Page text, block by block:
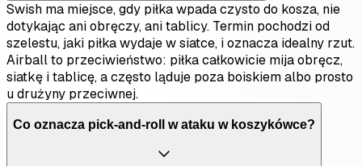
Swish ma miejsce, gdy piłka wpada czysto do kosza, nie
dotykając ani obręczy, ani tablicy. Termin pochodzi od
szelestu, jaki piłka wydaje w siatce, i oznacza idealny rzut.
Airball to przeciwieństwo: piłka całkowicie mija obręcz,
siatkę i tablicę, a często ląduje poza boiskiem albo prosto
u drużyny przeciwnej.
Co oznacza pick-and-roll w ataku w koszykówce?